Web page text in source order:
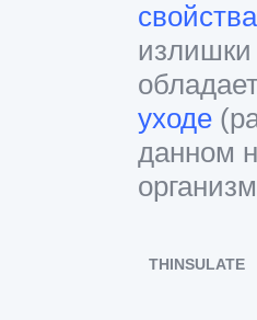
свойства
уходе
данном
THINSULATE